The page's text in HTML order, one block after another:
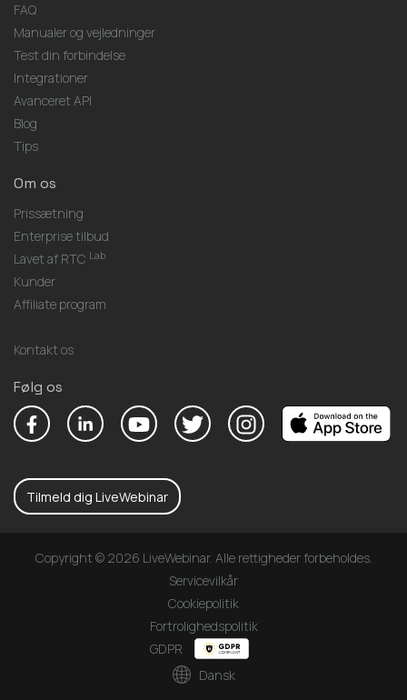
FAQ
Manualer og vejledninger
Test din forbindelse
Integrationer
Avanceret API
Blog
Tips
Om os
Prissætning
Enterprise tilbud
Lavet af RTC Lab
Kunder
Affiliate program
Kontakt os
Følg os
Tilmeld dig LiveWebinar
Copyright © 2026 LiveWebinar. Alle rettigheder forbeholdes.
Servicevilkår
Cookiepolitik
Fortrolighedspolitik
GDPR
Dansk